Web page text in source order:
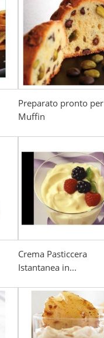
Preparato pronto per
Muffin
Crema Pasticcera
Istantanea in...